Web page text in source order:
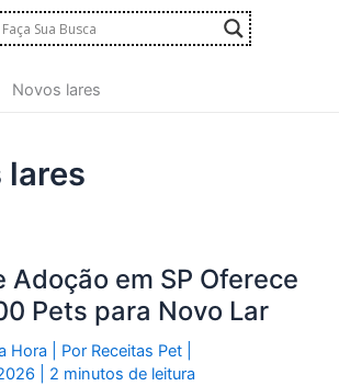
Novos lares
lares
Adoção em SP Oferece
Pets para Novo Lar
Hora | Por Receitas Pet
2 minutos de leitura